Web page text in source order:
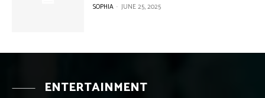
SOPHIA - JUNE 25, 2025
ENTERTAINMENT